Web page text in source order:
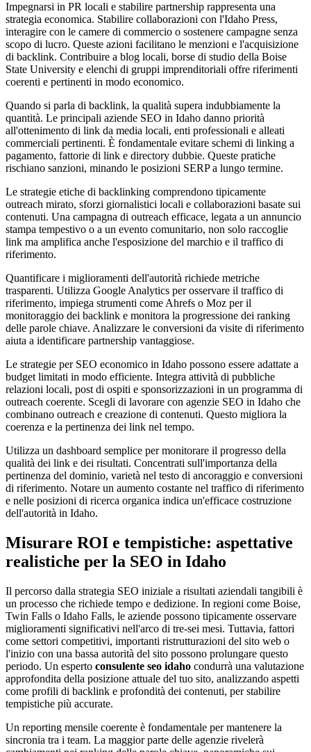
Impegnarsi in PR locali e stabilire partnership rappresenta una
strategia economica. Stabilire collaborazioni con l'Idaho Press,
interagire con le camere di commercio o sostenere campagne senza
scopo di lucro. Queste azioni facilitano le menzioni e l'acquisizione
di backlink. Contribuire a blog locali, borse di studio della Boise
State University e elenchi di gruppi imprenditoriali offre riferimenti
coerenti e pertinenti in modo economico.
Quando si parla di backlink, la qualità supera indubbiamente la
quantità. Le principali aziende SEO in Idaho danno priorità
all'ottenimento di link da media locali, enti professionali e alleati
commerciali pertinenti. È fondamentale evitare schemi di linking a
pagamento, fattorie di link e directory dubbie. Queste pratiche
rischiano sanzioni, minando le posizioni SERP a lungo termine.
Le strategie etiche di backlinking comprendono tipicamente
outreach mirato, sforzi giornalistici locali e collaborazioni basate sui
contenuti. Una campagna di outreach efficace, legata a un annuncio
stampa tempestivo o a un evento comunitario, non solo raccoglie
link ma amplifica anche l'esposizione del marchio e il traffico di
riferimento.
Quantificare i miglioramenti dell'autorità richiede metriche
trasparenti. Utilizza Google Analytics per osservare il traffico di
riferimento, impiega strumenti come Ahrefs o Moz per il
monitoraggio dei backlink e monitora la progressione dei ranking
delle parole chiave. Analizzare le conversioni da visite di riferimento
aiuta a identificare partnership vantaggiose.
Le strategie per SEO economico in Idaho possono essere adattate a
budget limitati in modo efficiente. Integra attività di pubbliche
relazioni locali, post di ospiti e sponsorizzazioni in un programma di
outreach coerente. Scegli di lavorare con agenzie SEO in Idaho che
combinano outreach e creazione di contenuti. Questo migliora la
coerenza e la pertinenza dei link nel tempo.
Utilizza un dashboard semplice per monitorare il progresso della
qualità dei link e dei risultati. Concentrati sull'importanza della
pertinenza del dominio, varietà nel testo di ancoraggio e conversioni
di riferimento. Notare un aumento costante nel traffico di riferimento
e nelle posizioni di ricerca organica indica un'efficace costruzione
dell'autorità in Idaho.
Misurare ROI e tempistiche: aspettative
realistiche per la SEO in Idaho
Il percorso dalla strategia SEO iniziale a risultati aziendali tangibili è
un processo che richiede tempo e dedizione. In regioni come Boise,
Twin Falls o Idaho Falls, le aziende possono tipicamente osservare
miglioramenti significativi nell'arco di tre-sei mesi. Tuttavia, fattori
come settori competitivi, importanti ristrutturazioni del sito web o
l'inizio con una bassa autorità del sito possono prolungare questo
periodo. Un esperto consulente seo idaho condurrà una valutazione
approfondita della posizione attuale del tuo sito, analizzando aspetti
come profili di backlink e profondità dei contenuti, per stabilire
tempistiche più accurate.
Un reporting mensile coerente è fondamentale per mantenere la
sincronia tra i team. La maggior parte delle agenzie rivelerà